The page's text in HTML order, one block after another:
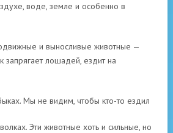
воде, земле и особенно в
и выносливые животные —
запрягает лошадей, ездит на
Мы не видим, чтобы кто-то ездил
Эти животные хоть и сильные, но